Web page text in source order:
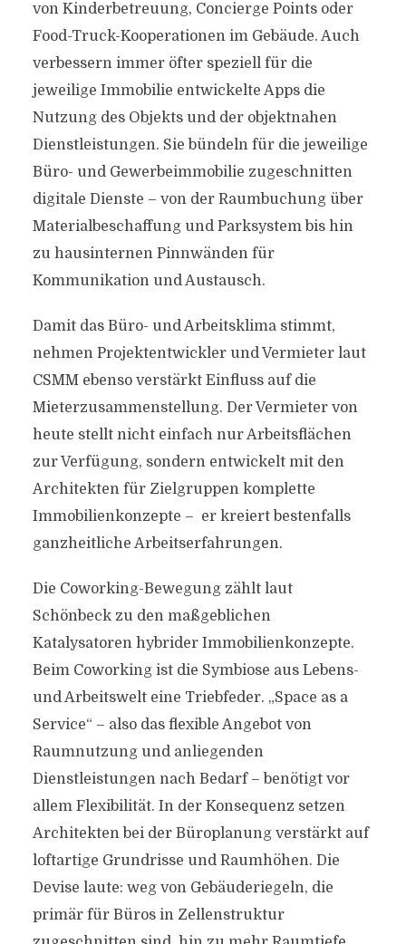
von Kinderbetreuung, Concierge Points oder
Food-Truck-Kooperationen im Gebäude. Auch
verbessern immer öfter speziell für die
jeweilige Immobilie entwickelte Apps die
Nutzung des Objekts und der objektnahen
Dienstleistungen. Sie bündeln für die jeweilige
Büro- und Gewerbeimmobilie zugeschnitten
digitale Dienste – von der Raumbuchung über
Materialbeschaffung und Parksystem bis hin
zu hausinternen Pinnwänden für
Kommunikation und Austausch.
Damit das Büro- und Arbeitsklima stimmt,
nehmen Projektentwickler und Vermieter laut
CSMM ebenso verstärkt Einfluss auf die
Mieterzusammenstellung. Der Vermieter von
heute stellt nicht einfach nur Arbeitsflächen
zur Verfügung, sondern entwickelt mit den
Architekten für Zielgruppen komplette
Immobilienkonzepte – er kreiert bestenfalls
ganzheitliche Arbeitserfahrungen.
Die Coworking-Bewegung zählt laut
Schönbeck zu den maßgeblichen
Katalysatoren hybrider Immobilienkonzepte.
Beim Coworking ist die Symbiose aus Lebens-
und Arbeitswelt eine Triebfeder. „Space as a
Service“ – also das flexible Angebot von
Raumnutzung und anliegenden
Dienstleistungen nach Bedarf – benötigt vor
allem Flexibilität. In der Konsequenz setzen
Architekten bei der Büroplanung verstärkt auf
loftartige Grundrisse und Raumhöhen. Die
Devise laute: weg von Gebäuderiegeln, die
primär für Büros in Zellenstruktur